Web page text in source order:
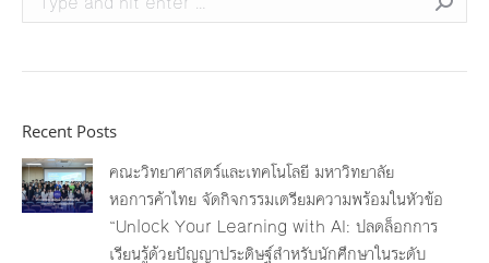
Recent Posts
คณะวิทยาศาสตร์และเทคโนโลยี มหาวิทยาลัย
หอการค้าไทย จัดกิจกรรมเตรียมความพร้อมในหัวข้อ
“Unlock Your Learning with AI: ปลดล็อกการ
เรียนรู้ด้วยปัญญาประดิษฐ์สำหรับนักศึกษาในระดับ